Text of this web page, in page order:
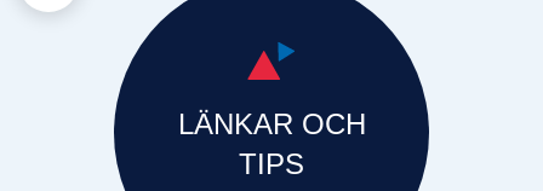
LÄNKAR OCH
TIPS